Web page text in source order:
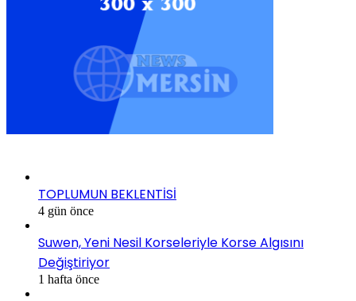
TOPLUMUN BEKLENTİSİ
4 gün önce
Suwen, Yeni Nesil Korseleriyle Korse Algısını
Değiştiriyor
1 hafta önce